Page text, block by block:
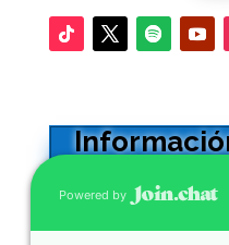
Calle
Powered by